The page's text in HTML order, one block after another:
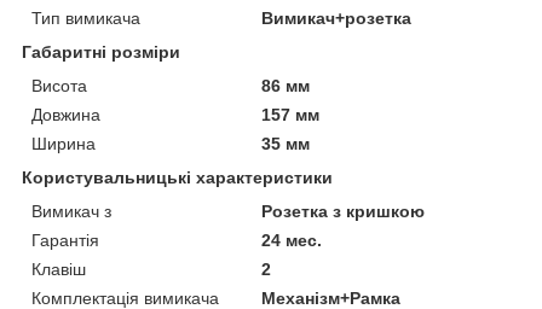
Тип вимикача
Вимикач+розетка
Габаритні розміри
Висота
86 мм
Довжина
157 мм
Ширина
35 мм
Користувальницькі характеристики
Вимикач з
Розетка з кришкою
Гарантія
24 мес.
Клавіш
2
Комплектація вимикача
Механізм+Рамка